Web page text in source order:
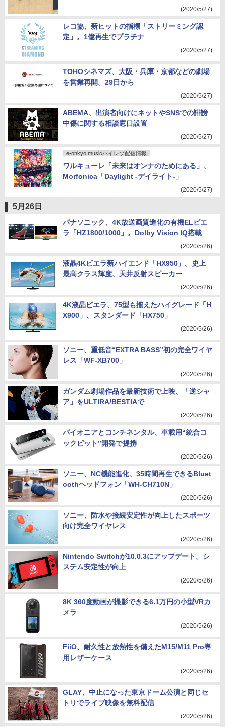
(2020/5/27)
レコ協、新ヒットの指標「ストリーミング認
定」。1億再生でプラチナ
(2020/5/27)
TOHOシネマズ、大阪・兵庫・京都などの劇場
を営業再開。29日から
(2020/5/27)
ABEMA、出演者向けにネットやSNSでの誹謗
中傷に関する相談窓口設置
(2020/5/27)
e-onkyo musicハイレゾ配信情報
ワルキューレ「未来はオンナのためにある」、
Morfonica「Daylight -デイライト-」
(2020/5/27)
5月26日
パナソニック、4K放送画質進化の有機ELビエ
ラ「HZ1800/1000」。Dolby Vision IQ搭載
(2020/5/26)
液晶4Kビエラ新ハイエンド「HX950」。史上
最高クラス輝度、天井反射スピーカー
(2020/5/26)
4K液晶ビエラ、75型も揃えたハイグレード「H
X900」、スタンダード「HX750」
(2020/5/26)
ソニー、重低音“EXTRA BASS”初の完全ワイヤ
レス「WF-XB700」
(2020/5/26)
ガンダム劇場作品を最新技術で上映、「逆シャ
ア」をULTIRA/BESTIAで
(2020/5/26)
パイオニアとコンチネンタル、車載用“統合コ
ックピット”開発で提携
(2020/5/26)
ソニー、NC機能進化、35時間再生できるBluet
oothヘッドフォン「WH-CH710N」
(2020/5/26)
ソニー、防水や接続安定性が向上したスポーツ
向け完全ワイヤレス
(2020/5/26)
Nintendo Switchが10.0.3にアップデート。シ
ステム安定性が向上
(2020/5/26)
8K 360度動画が撮影できる6.1万円の小型VRカ
メラ
(2020/5/26)
FiiO、耐久性と放熱性を備えたM15/M11 Pro専
用レザーケース
(2020/5/26)
GLAY、中止になった東京ドーム公演と同じセ
トリでライブ映像を無料配信
(2020/5/26)